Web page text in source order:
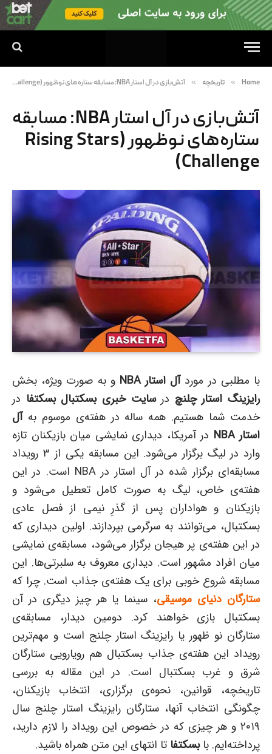
Home
» تاریخچه » آتش‌بازی در آل استار NBA: مسابقه‌ ستاره‌های نوظهور (Rising Stars Challenge)
آتش‌بازی در آل استار NBA: مسابقه‌
ستاره‌های نوظهور (Rising Stars
Challenge)
با مطلبی در موردآل استارNBA و به صورت ویژه، بخش
رایزینگ استار چلنچ درسایت خبری بسکتبال بسکتفا در
خدمت شما هستیم. همه ساله در هفته‌ی موسوم بهآل
استار NBA
در آمریکا، دیداری نمایشی میان بازیکنان تازه
وارد در لیگ برگزار می‌شود. این مسابقه یکی از ۳ رویداد
مسابقه‌ای برگزار شده در آل استار در NBA است. در این
هفته‌ی خاص، لیگ به صورت کامل تعطیل می‌شود و
بازیکنان و هواداران پس از گذرِ نیمی از فصل عادی
بسکتبال،‌ می‌توانند به سرگرمی بپردازند. اولین دیداری که
در این هفته‌ی پر هیجان برگزار می‌شود، مسابقه‌ی نمایشی
میان افراد مشهور است. دیداری معروف به سلبرتی‌ها. این
مسابقه شروع خوبی برای یک هفته‌ی جذاب است. چرا که
ستارگان دنیای موسیقی، سینما یا هر چیز دیگری در آن
بسکتبال بازی خواهند کرد. دومین دیدار، مسابقه‌ی
ستارگان نو ظهور یا رایزینگ استار چلنج است و مهم‌ترین
رویداد این هفته‌ی جذاب بسکتبال هم رویارویی ستارگان
شرق و غرب بسکتبال است. در این مقاله به بررسی
تاریخچه، قوانین، نحوه‌ی برگزاری، انتخاب بازیکنان،
چگونگی انتخاب آنها، ستارگان رایزینگ استار چلنج سال
۲۰۱۹ و هر چیزی که در خصوص این رویداد را لازم دارید،
پرداخته‌ایم. بابسکتفا تا انتهای این متن همراه باشید.